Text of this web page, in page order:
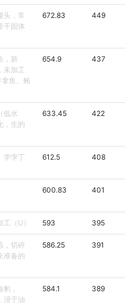
头，常
干固体
672.83 449
，新
未加工
拿鱼、鲔
654.9 437
低水
，生的
633.45 422
孛孛丁
612.5 408
600.83 401
（U） 593 395
，切碎
准备的
586.25 391
，
浸于油
584.1 389